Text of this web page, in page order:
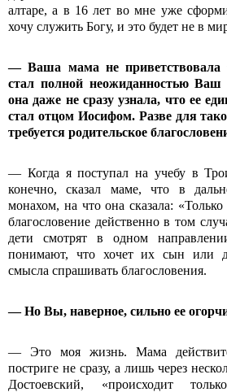
алтаре, а в 16 лет во мне уже
хочу служить Богу, и это будет не в
— Ваша мама не приветствовала
стал полной неожиданностью Ваш
она даже не сразу узнала, что ее
стал отцом Иосифом. Разве для
требуется родительское
— Когда я поступал на учебу в
конечно, сказал маме, что в
монахом, на что она сказала: «Только
благословение действенно в том
дети смотрят в одном
понимают, что хочет их сын или
смысла спрашивать благословения.
— Но Вы, наверное, сильно ее
— Это моя жизнь. Мама
постриге не сразу, а лишь через
Достоевский, «происходит